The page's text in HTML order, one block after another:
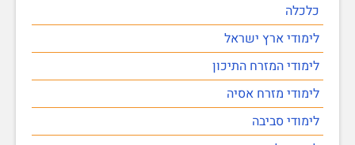
כלכלה
לימודי ארץ ישראל
לימודי המזרח התיכון
לימודי מזרח אסיה
לימודי סביבה